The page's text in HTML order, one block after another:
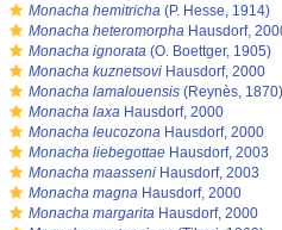
Monacha hemitricha (P. Hesse, 1914)
Monacha heteromorpha Hausdorf,
Monacha ignorata (O. Boettger, 1905)
Monacha kuznetsovi Hausdorf, 2000
Monacha lamalouensis (Reynès, 1870)
Monacha laxa Hausdorf, 2000
Monacha leucozona Hausdorf, 2000
Monacha liebegottae Hausdorf, 2003
Monacha maasseni Hausdorf, 2003
Monacha magna Hausdorf, 2000
Monacha margarita Hausdorf, 2000